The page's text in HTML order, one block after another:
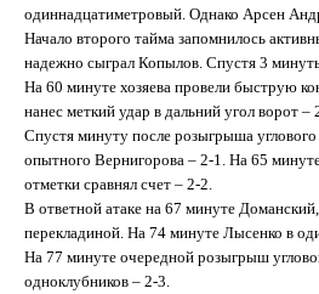
одиннадцатиметровый. Однако Арсен
Начало второго тайма запомнилось
надежно сыграл Копылов. Спустя 3
На 60 минуте хозяева провели быструю
нанес меткий удар в дальний угол ворот –
Спустя минуту после розыгрыша
опытного Вернигорова – 2-1. На 65
отметки сравнял счет – 2-2.
В ответной атаке на 67 минуте
перекладиной. На 74 минуте Лысенко в
На 77 минуте очередной розыгрыш
одноклубников – 2-3.